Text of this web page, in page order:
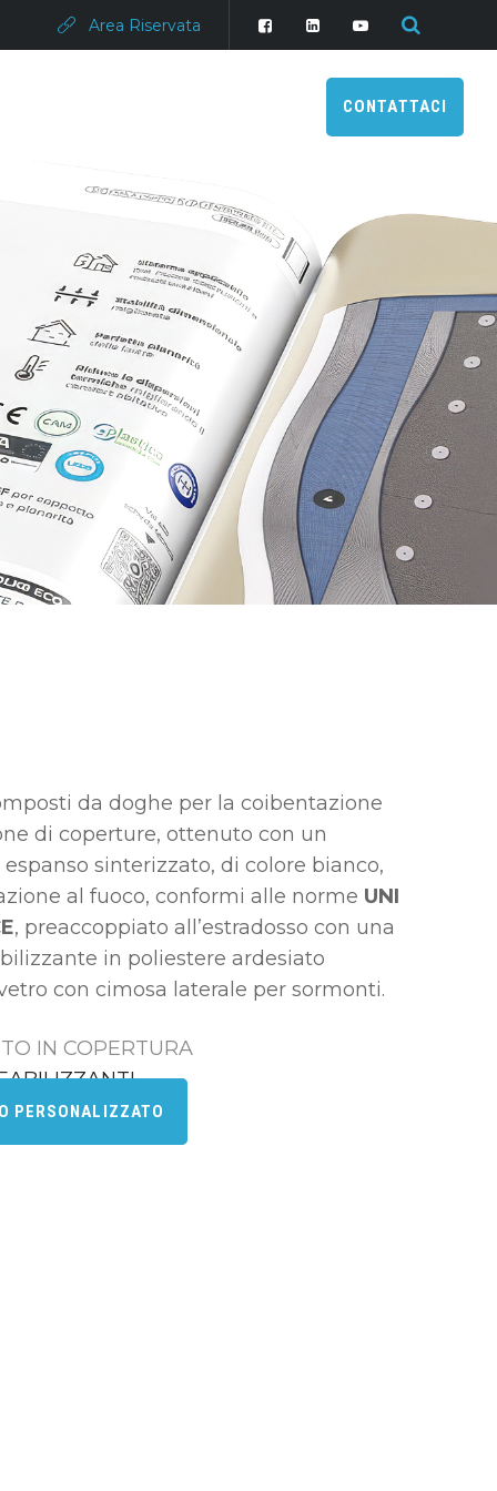
Area Riservata
CONTATTACI
da doghe per la coibentazione
di coperture, ottenuto con un
sinterizzato, di colore bianco,
al fuoco, conformi alle norme UNI
, preaccoppiato all’estradosso con una
in poliestere ardesiato
con cimosa laterale per sormonti.
IN COPERTURA
PERSONALIZZATO